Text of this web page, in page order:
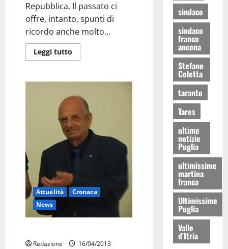
Repubblica. Il passato ci
offre, intanto, spunti di
ricordo anche molto...
Leggi tutto
Attualità
Cronaca
News
Redazione
16/04/2013
sindaco
sindaco
franco
ancona
Stefano
Coletta
taranto
Tares
ultime
notizie
Puglia
ultimissime
martina
franca
Ultimissime
Puglia
Valle
d'Itria